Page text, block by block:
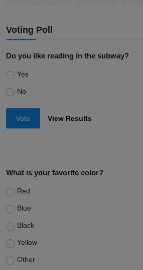
Voting Poll
Do you like reading in the subway?
Yes
No
Vote View Results
What is your favorite color?
Red
Blue
Black
Yellow
Other